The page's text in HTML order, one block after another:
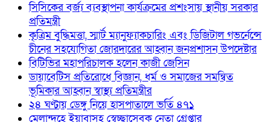
সিসিকের বর্জ্য ব্যবস্থাপনা কার্যক্রমের প্রশংসায় স্থানীয় সরকার
প্রতিমন্ত্রী
কৃত্রিম বুদ্ধিমত্তা, স্মার্ট ম্যানুফ্যাকচারিং এবং ডিজিটাল গভর্নেন্সে
চীনের সহযোগিতা জোরদারের আহ্বান জনপ্রশাসন উপদেষ্টার
বিটিভির মহাপরিচালক হলেন কাজী জেসিন
ডায়াবেটিস প্রতিরোধে বিজ্ঞান, ধর্ম ও সমাজের সমন্বিত
ভূমিকার আহ্বান স্বাস্থ্য প্রতিমন্ত্রীর
২৪ ঘণ্টায় ডেঙ্গু নিয়ে হাসপাতালে ভর্তি ৪৭১
মেলান্দহে ইয়াবাসহ স্বেচ্ছাসেবক নেতা গ্রেপ্তার